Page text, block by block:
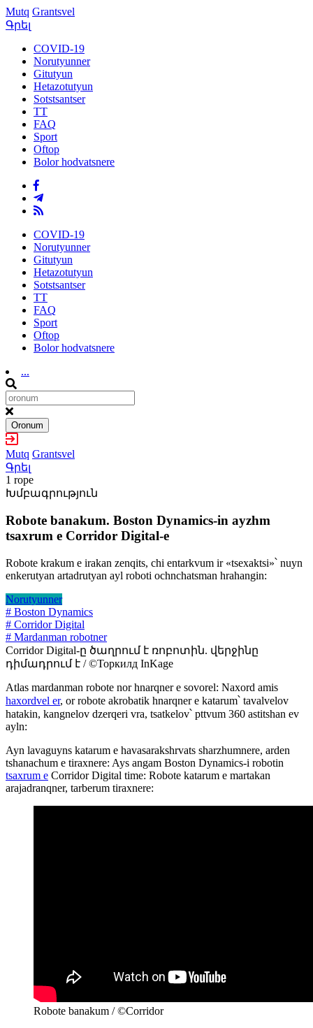
Mutq Grantsvel
Գրել
COVID-19
Norutyunner
Gitutyun
Hetazotutyun
Sotstsantser
TT
FAQ
Sport
Oftop
Bolor hodvatsnere
COVID-19
Norutyunner
Gitutyun
Hetazotutyun
Sotstsantser
TT
FAQ
Sport
Oftop
Bolor hodvatsnere
...
Oronum
Mutq Grantsvel
Գրել
1 rope
Խմբագրություն
Robote banakum. Boston Dynamics-in ayzhm
tsaxrum e Corridor Digital-e
Robote krakum e irakan zenqits, chi entarkvum ir «tsexaktsi»՝ nuyn
enkerutyan artadrutyan ayl roboti ochnchatsman hrahangin:
Norutyunner
# Boston Dynamics
# Corridor Digital
# Mardanman robotner
Corridor Digital-ը ծաղրում է ռոբոտին. վերջինը
դիմադրում է / ©Торкилд InKage
Atlas mardanman robote nor hnarqner e sovorel: Naxord amis
haxordvel er, or robote akrobatik hnarqner e katarum՝ tavalvelov
hatakin, kangnelov dzerqeri vra, tsatkelov՝ pttvum 360 astitshan ev
ayln:
Ayn lavaguyns katarum e havasarakshrvats sharzhumnere, arden
tshanachum e tiraxnere: Ays angam Boston Dynamics-i robotin
tsaxrum e Corridor Digital time: Robote katarum e martakan
arajadranqner, tarberum tiraxnere:
Robote banakum / ©Corridor